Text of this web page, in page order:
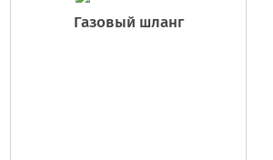
Газовый шланг